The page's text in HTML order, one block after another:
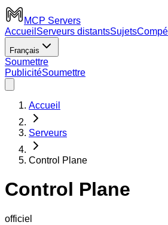
MCP Servers
Accueil Serveurs distantsSujets
Français
Soumettre
PublicitéSoumettre
Accueil
Serveurs
Control Plane
Control Plane
officiel